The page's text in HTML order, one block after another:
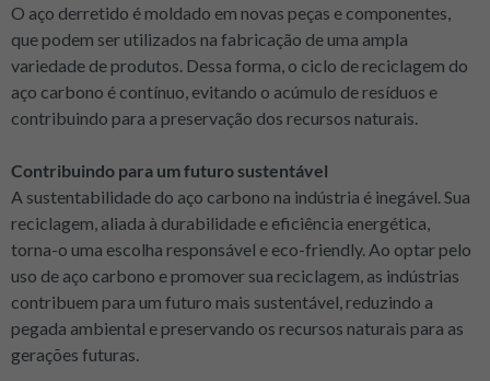
O aço derretido é moldado em novas peças e componentes,
que podem ser utilizados na fabricação de uma ampla
variedade de produtos. Dessa forma, o ciclo de reciclagem do
aço carbono é contínuo, evitando o acúmulo de resíduos e
contribuindo para a preservação dos recursos naturais.
Contribuindo para um futuro sustentável
A sustentabilidade do aço carbono na indústria é inegável. Sua
reciclagem, aliada à durabilidade e eficiência energética,
torna-o uma escolha responsável e eco-friendly. Ao optar pelo
uso de aço carbono e promover sua reciclagem, as indústrias
contribuem para um futuro mais sustentável, reduzindo a
pegada ambiental e preservando os recursos naturais para as
gerações futuras.